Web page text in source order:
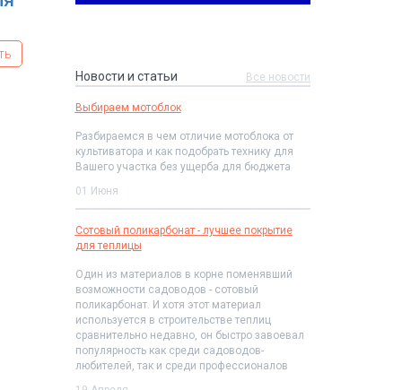
Новости и статьи
Все новости
Выбираем мотоблок
Разбираемся в чем отличие мотоблока от
культиватора и как подобрать технику для
Вашего участка без ущерба для бюджета
01 Июня
Сотовый поликарбонат - лучшее покрытие
для теплицы
Один из материалов в корне поменявший
возможности садоводов - сотовый
поликарбонат. И хотя этот материал
используется в строительстве теплиц
сравнительно недавно, он быстро завоевал
популярность как среди садоводов-
любителей, так и среди профессионалов